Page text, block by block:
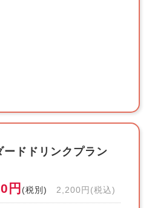
ードドリンクプラン
円 (税別) 2,200円(税込)